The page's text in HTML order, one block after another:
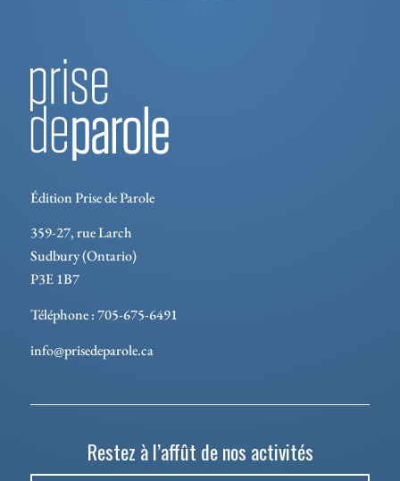
Édition Prise de Parole
359-27, rue Larch
Sudbury (Ontario)
P3E 1B7
Téléphone : 705-675-6491
info@prisedeparole.ca
Restez à l’affût de nos activités